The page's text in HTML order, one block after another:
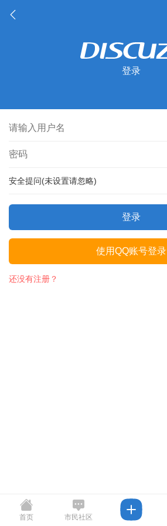
登录
安全提问(未设置请忽略)
登录
使用QQ账号登录
还没有注册？
首页 市民社区